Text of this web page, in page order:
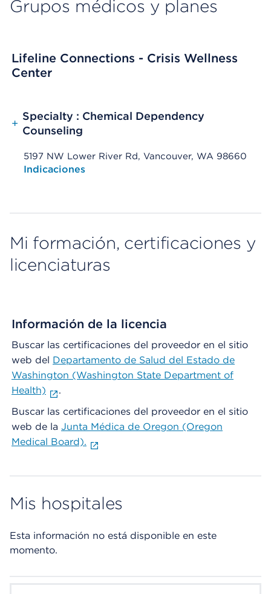
Grupos médicos y planes
Lifeline Connections - Crisis Wellness
Center
+
Specialty : Chemical Dependency
Counseling
5197 NW Lower River Rd, Vancouver, WA 98660
Opens native map application on mobile devices
Indicaciones
Mi formación, certificaciones y
licenciaturas
Información de la licencia
Buscar las certificaciones del proveedor en el sitio
web del Departamento de Salud del Estado de
Washington (Washington State Department of
Health)
.
Buscar las certificaciones del proveedor en el sitio
web de la Junta Médica de Oregon (Oregon
Medical Board).
Mis hospitales
Esta información no está disponible en este
momento.